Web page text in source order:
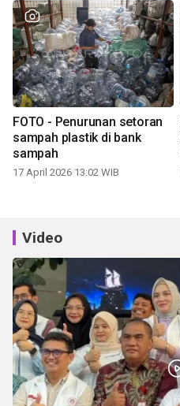
FOTO - Penurunan setoran
sampah plastik di bank
sampah
17 April 2026 13:02 WIB
Video